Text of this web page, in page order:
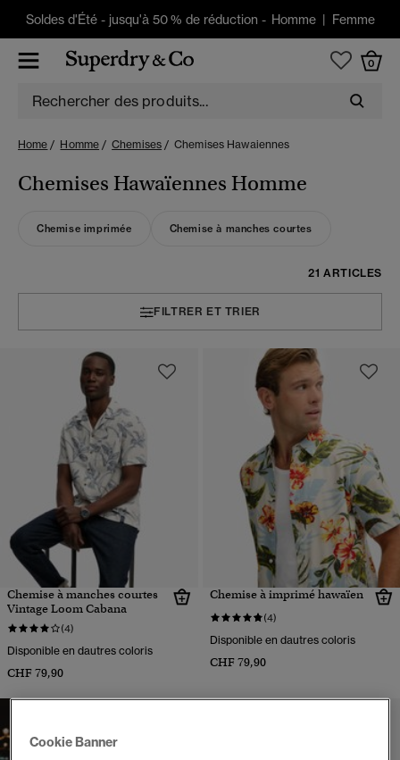
Soldes d'Été -jusqu'à 50 % de réduction - Homme| Femme
0
Home Homme Chemises Chemises Hawaiennes
Chemises Hawaïennes Homme
Chemise imprimée Chemise à manches courtes
21 ARTICLES
FILTRER ET TRIER
Chemise à manches courtes
Vintage Loom Cabana
(4)
Disponible en dautres coloris
CHF 79,90
Chemise à imprimé hawaïen
(4)
Disponible en dautres coloris
CHF 79,90
Cookie Banner